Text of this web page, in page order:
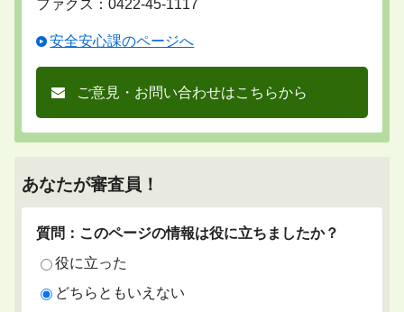
ファクス：0422-45-1117
安全安心課のページへ
ご意見・お問い合わせはこちらから
あなたが審査員！
質問：このページの情報は役に立ちましたか？
役に立った
どちらともいえない